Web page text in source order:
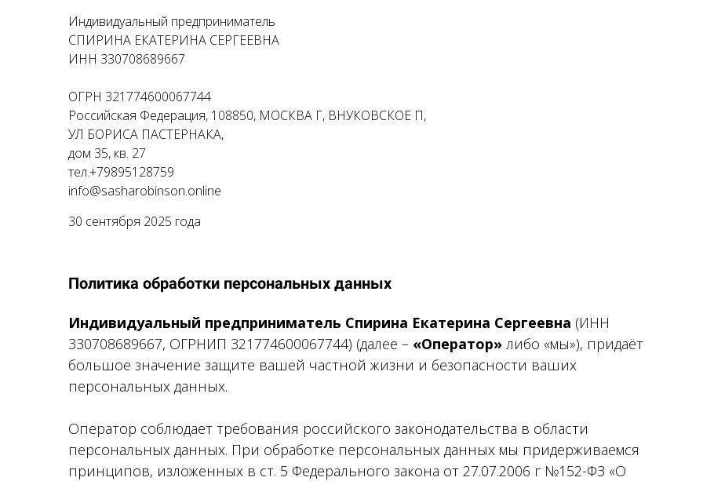
Индивидуальный предприниматель
CПИРИНА ЕКАТЕРИНА СЕРГЕЕВНА
ИНН 330708689667
ОГРН 321774600067744
Российская Федерация, 108850, МОСКВА Г, ВНУКОВСКОЕ П,
УЛ БОРИСА ПАСТЕРНАКА,
дом 35, кв. 27
тел.+79895128759
info@sasharobinson.online
30 сентября 2025 года
Политика обработки персональных данных
Индивидуальный предприниматель Спирина Екатерина Сергеевна (ИНН
330708689667, ОГРНИП 321774600067744) (далее – «Оператор» либо «мы»), придаёт
большое значение защите вашей частной жизни и безопасности ваших
персональных данных.
Оператор соблюдает требования российского законодательства в области
персональных данных. При обработке персональных данных мы придерживаемся
принципов, изложенных в ст. 5 Федерального закона от 27.07.2006 г №152-ФЗ «О